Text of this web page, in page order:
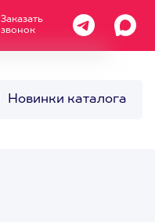
Заказать
звонок
Новинки каталога